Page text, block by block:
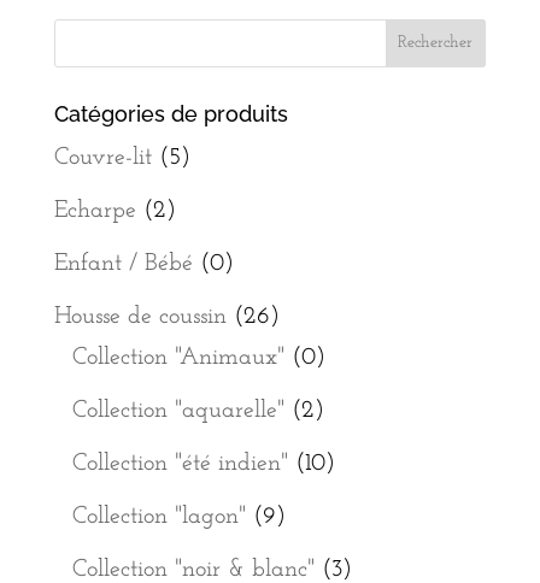
Catégories de produits
Couvre-lit (5)
Echarpe (2)
Enfant / Bébé (0)
Housse de coussin (26)
Collection "Animaux" (0)
Collection "aquarelle" (2)
Collection "été indien" (10)
Collection "lagon" (9)
Collection "noir & blanc" (3)